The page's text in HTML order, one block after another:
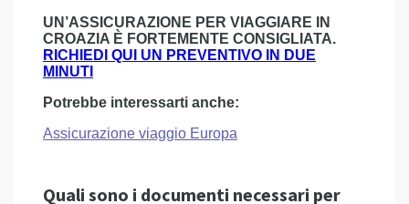
UN’ASSICURAZIONE PER VIAGGIARE IN
CROAZIA È FORTEMENTE CONSIGLIATA.
RICHIEDI QUI UN PREVENTIVO IN DUE
MINUTI
Potrebbe interessarti anche:
Assicurazione viaggio Europa
Quali sono i documenti necessari per